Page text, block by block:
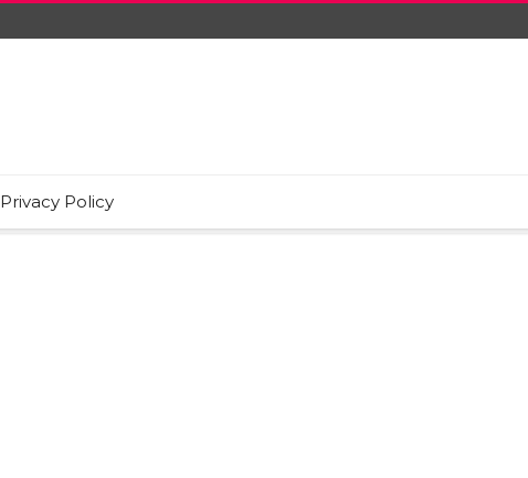
Privacy Policy